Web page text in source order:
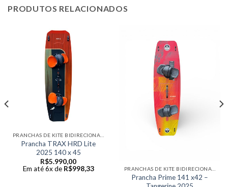
PRODUTOS RELACIONADOS
Prancha TRAX HRD Lite
2025 140 x 45
R$5.990,00
Em até 6x de R$998,33 PRANCHAS DE KITE BIDIRECIONAIS
Prancha Prime 141 x42 –